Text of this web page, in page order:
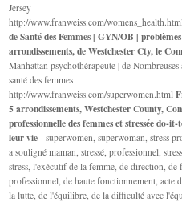
Jersey
http://www.franweiss.com/
de Santé des Femmes | GYN/OB |
arrondissements, de Westchester Cty, le
Manhattan psychothérapeute | de
santé des femmes
http://www.franweiss.com/superwomen.html
5 arrondissements, Westchester County,
professionnelle des femmes et stressée do-
leur vie - superwomen, superwoman, stress
a souligné maman, stressé, professionnel,
stress, l'exécutif de la femme, de direction,
professionnel, de haute fonctionnement,
la lutte, de l'équilibre, de la difficulté avec